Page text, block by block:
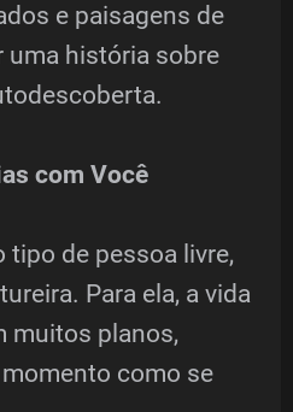
e paisagens de
uma história sobre
com Você
tipo de pessoa livre,
Para ela, a vida
muitos planos,
como se